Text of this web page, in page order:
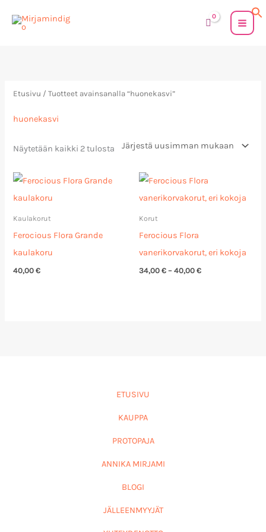
sisältöön
Etusivu / Tuotteet avainsanalla “huonekasvi”
huonekasvi
Näytetään kaikki 2 tulosta
Kaulakorut
Ferocious Flora Grande
kaulakoru
40,00€
Korut
Ferocious Flora
vanerikorvakorut, eri kokoja
34,00 € – 40,00 €
34,00 €
-
ETUSIVU
KAUPPA
PROTOPAJA
ANNIKA MIRJAMI
BLOGI
JÄLLEENMYYJÄT